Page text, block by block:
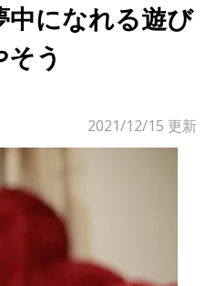
中になれる遊び
う
2021/12/15 更新